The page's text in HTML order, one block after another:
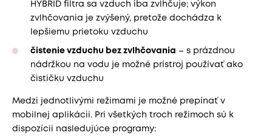
HYBRID filtra sa vzduch iba zvlhčuje; výkon
zvlhčovania je zvýšený, pretože dochádza k
lepšiemu prietoku vzduchu
čistenie vzduchu bez zvlhčovania – s prázdnou
nádržkou na vodu je možné prístroj používať ako
čističku vzduchu
Medzi jednotlivými režimami je možné prepínať v
mobilnej aplikácii. Pri všetkých troch režimoch sú k
dispozícii nasledujúce programy: